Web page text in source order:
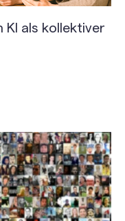
KI als kollektiver